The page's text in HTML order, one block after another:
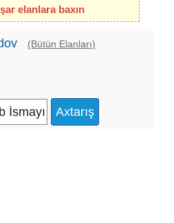
elanlara baxın
(Bütün Elanları)